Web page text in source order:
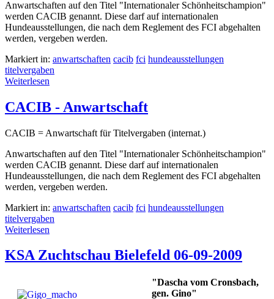
Anwartschaften auf den Titel "Internationaler Schönheitschampion"
werden CACIB genannt. Diese darf auf internationalen
Hundeausstellungen, die nach dem Reglement des FCI abgehalten
werden, vergeben werden.
Markiert in: anwartschaften cacib fci hundeausstellungen
titelvergaben
Weiterlesen
CACIB - Anwartschaft
CACIB = Anwartschaft für Titelvergaben (internat.)
Anwartschaften auf den Titel "Internationaler Schönheitschampion"
werden CACIB genannt. Diese darf auf internationalen
Hundeausstellungen, die nach dem Reglement des FCI abgehalten
werden, vergeben werden.
Markiert in: anwartschaften cacib fci hundeausstellungen
titelvergaben
Weiterlesen
KSA Zuchtschau Bielefeld 06-09-2009
"Dascha vom Cronsbach,
gen. Gino"